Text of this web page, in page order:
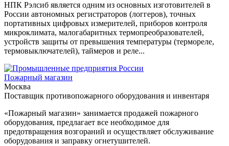
НПК Рэлсиб является одним из основных изготовителей в
России автономных регистраторов (логгеров), точных
портативных цифровых измерителей, приборов контроля
микроклимата, малогабаритных термопреобразователей,
устройств защиты от превышения температуры (термореле,
термовыключателей), таймеров и реле...
Пожарный магазин
Москва
Поставщик противопожарного оборудования и инвентаря
«Пожарный магазин» занимается продажей пожарного
оборудования, предлагает все необходимое для
предотвращения возгораний и осуществляет обслуживание
оборудования и заправку огнетушителей.